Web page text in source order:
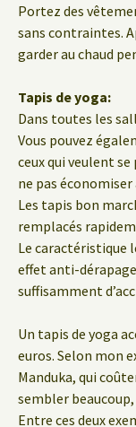
Portez des
sans contraintes.
garder au chaud
Tapis de yoga:
Dans toutes les
Vous pouvez
ceux qui veulent
ne pas
Les tapis bon
remplacés
Le caractéristique
effet anti-
suffisamment
Un tapis de yoga
euros. Selon mon
Manduka, qui
sembler
Entre ces deux